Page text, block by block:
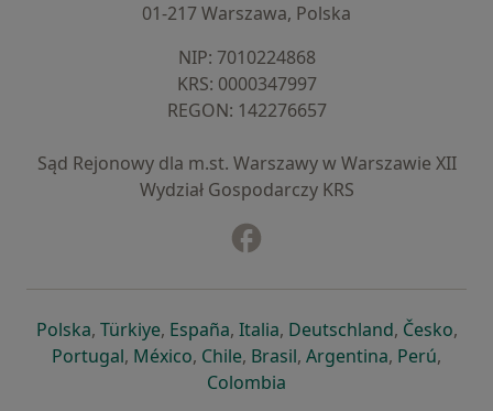
01-217 Warszawa, Polska
NIP: ⁠7010224868
KRS: ⁠0000347997
REGON: ⁠142276657
Sąd Rejonowy dla m.st. Warszawy w Warszawie XII
Wydział Gospodarczy KRS
Polskaotwiera się w nowej karcie
, Türkiyeotwiera się w nowej karcie
, Españaotwiera się w nowej karcie
, Italiaotwiera się w nowej
, Deutschlandotwiera się
, Česko,
Portugalotwiera się w nowej karcie
, Méxicootwiera się w nowej karcie
, Chileotwiera się w nowej karcie
, Brasilotwiera się w nowej
, Argentinaotwiera się
, Perú,
Colombia